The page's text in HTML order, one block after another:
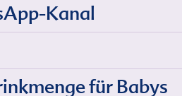
Kanal
für Babys